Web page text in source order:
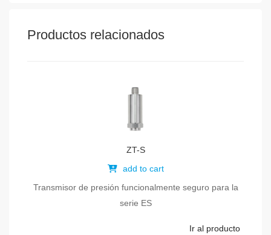
Productos relacionados
ZT-S
add to cart
Transmisor de presión funcionalmente seguro para la
serie ES
Ir al producto